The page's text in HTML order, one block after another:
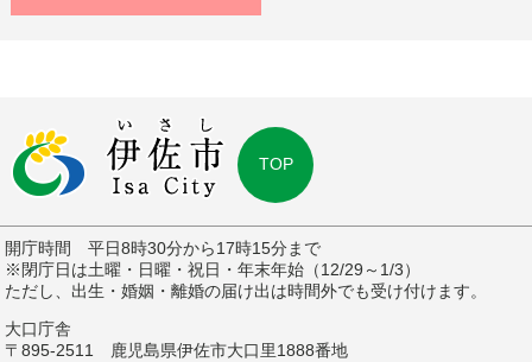
TOP
開庁時間 平日8時30分から17時15分まで
※閉庁日は土曜・日曜・祝日・年末年始（12/29～1/3）
ただし、出生・婚姻・離婚の届け出は時間外でも受け付けます。
大口庁舎
〒895-2511 鹿児島県伊佐市大口里1888番地